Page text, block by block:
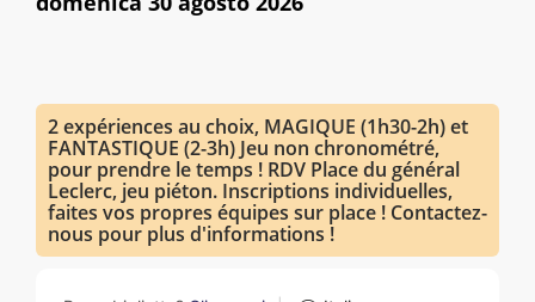
2 expériences au choix, MAGIQUE (1h30-2h) et
FANTASTIQUE (2-3h) Jeu non chronométré,
pour prendre le temps ! RDV Place du général
Leclerc, jeu piéton. Inscriptions individuelles,
faites vos propres équipes sur place ! Contactez-
nous pour plus d'informations !